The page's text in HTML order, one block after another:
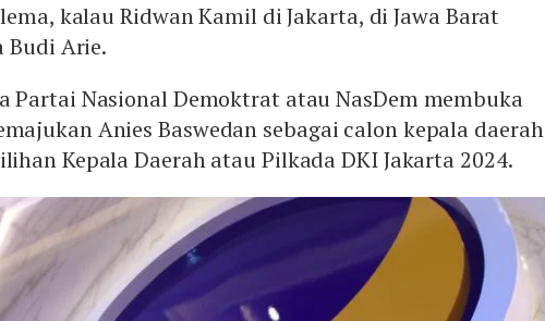
kalau Ridwan Kamil di Jakarta, di Jawa Barat
Budi Arie.
Partai Nasional Demoktrat atau NasDem membuka
Anies Baswedan sebagai calon kepala daerah
Kepala Daerah atau Pilkada DKI Jakarta 2024.